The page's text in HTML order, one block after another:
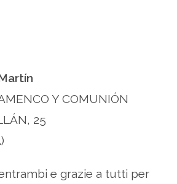
Y COMUNIÓN
25
e grazie a tutti per